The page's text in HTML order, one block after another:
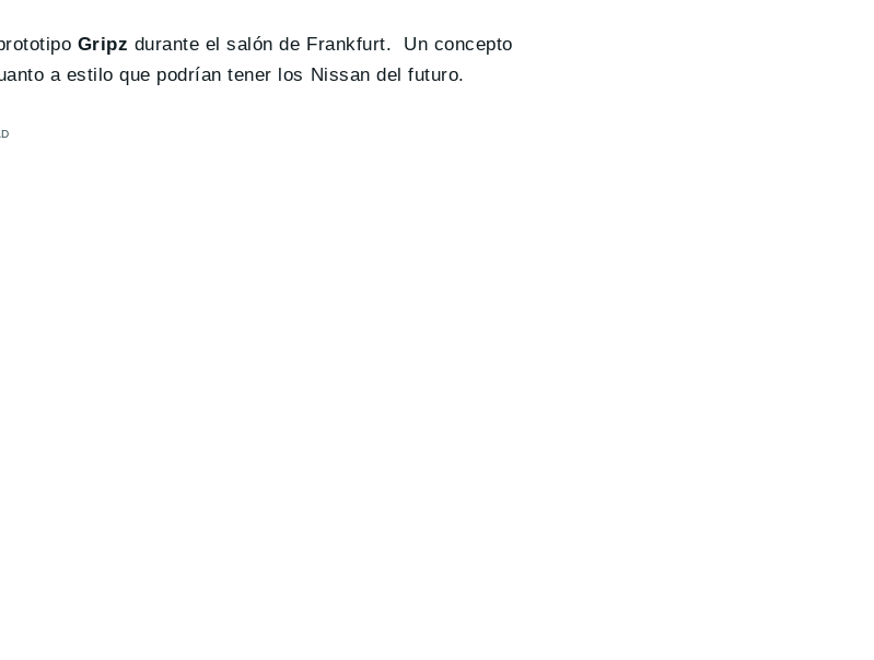
Gripz durante el salón de Frankfurt. Un concepto
a estilo que podrían tener los Nissan del futuro.